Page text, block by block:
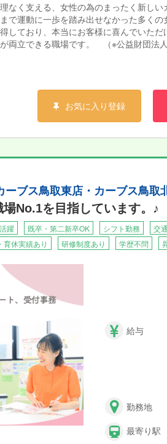
なく支える、女性の為のまったく新し
で運動に一歩を踏み出せなかった多くの
しており、本当にお客様に喜んでいた
両立できる職場です。 （※公益財団法
かわりたい。 だけどプライベートも大
ます！★
北店」「カーブスイオン鳥取店」を運
域に貢献できる人材を育成したいと考え
減らすことが出来れば、地域の方々が
お気に入り登録
ーブス鳥取東店・カーブス鳥取
No.1を目指しています。♪
躍 既卒・第二新卒OK シフト勤務 交
育休実績あり 研修制度あり 学歴不問
給与
勤務地
最寄り駅